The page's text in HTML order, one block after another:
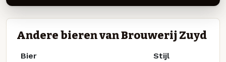
Andere bieren van Brouwerij Zuyd
Bier Stijl